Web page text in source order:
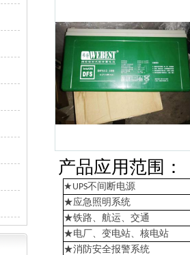
产品应用范围：
★ UPS不间断电源
★应急照明系统
★铁路、航运、交通
★电厂、变电站、核电站
★消防安全报警系统